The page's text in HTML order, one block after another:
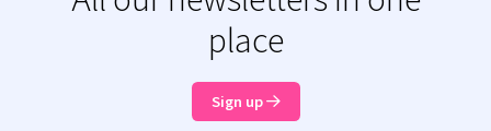
place
Sign up